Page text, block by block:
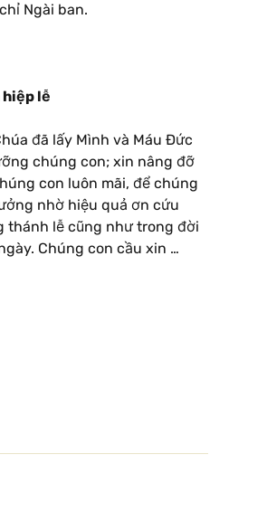
Ngài ban.
lễ
đã lấy Mình và Máu Ðức
chúng con; xin nâng đỡ
con luôn mãi, để chúng
nhờ hiệu quả ơn cứu
thánh lễ cũng như trong đời
Chúng con cầu xin …